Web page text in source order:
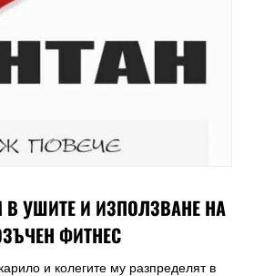
УШИТЕ И ИЗПОЛЗВАНЕ НА
ФИТНЕС
и колегите му разпределят в